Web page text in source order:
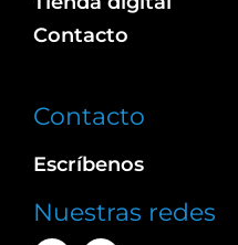
Contacto
Contacto
Escríbenos
Nuestras redes